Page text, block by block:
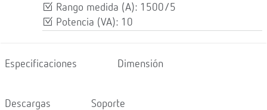
Rango medida (A): 1500/5
Potencia (VA): 10
Especificaciones Dimensión
Descargas Soporte